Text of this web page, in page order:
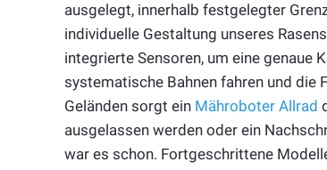
ausgelegt, innerhalb festgelegter
individuelle Gestaltung unseres
integrierte Sensoren, um eine genaue
systematische Bahnen fahren und die
Geländen sorgt ein Mähroboter Allrad
ausgelassen werden oder ein
war es schon. Fortgeschrittene